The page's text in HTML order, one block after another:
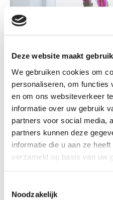
Deze website maakt
We gebruiken cookies om
personaliseren, om functies
en om ons websiteverkeer
informatie over uw gebruik
partners voor social media,
partners kunnen deze
informatie die u aan ze
verzameld op basis van uw
Noodzakelijk
Geeft instant tropische sfeer